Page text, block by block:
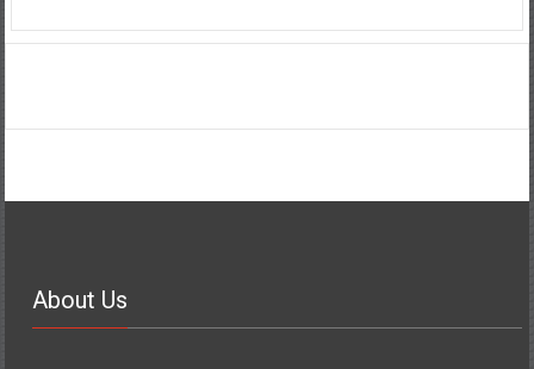
About Us